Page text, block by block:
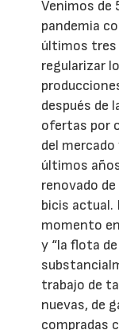
Venimos de
pandemia
últimos
regularizar
después de
ofertas por
del
últimos
renovado
bicis actual.
momento
y “la flota
trabajo de
nuevas, de
compradas